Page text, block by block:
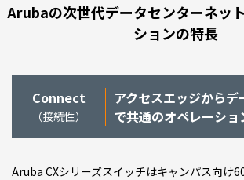
Arubaの次世代データセンターネッ
ションの特長
Connect
（接続性）
アクセスエッジから
で共通のオペレーショ
Aruba CXシリーズスイッチはキャンパス向け